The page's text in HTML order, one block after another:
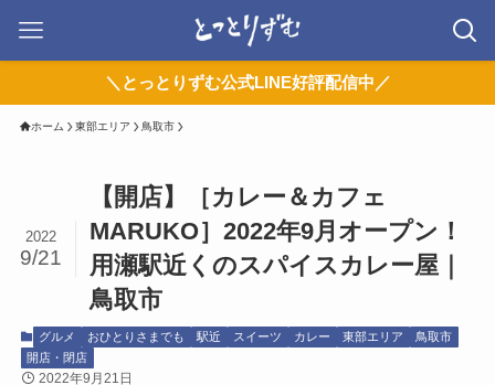
＼とっとりずむ公式LINE好評配信中／
ホーム 東部エリア 鳥取市
【開店】［カレー＆カフェ
MARUKO］2022年9月オープン！
用瀬駅近くのスパイスカレー屋｜
鳥取市
2022
9/21
グルメ おひとりさまでも 駅近 スイーツ カレー 東部エリア
鳥取市
開店・閉店
2022年9月21日